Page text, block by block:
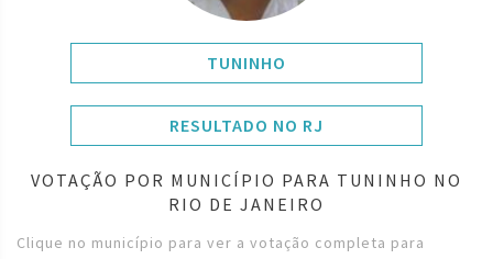
TUNINHO
RESULTADO NO RJ
VOTAÇÃO POR MUNICÍPIO PARA TUNINHO NO
RIO DE JANEIRO
Clique no município para ver a votação completa para